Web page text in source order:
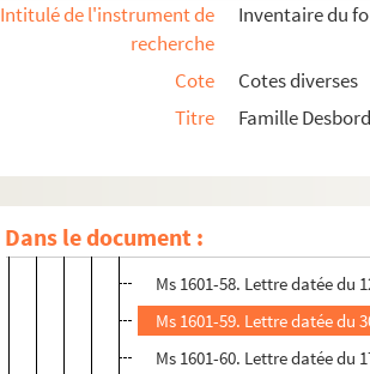
Intitulé de l'instrument de
recherche
Inventaire du
Cote
Cotes diverses
Titre
Famille
Dans le document :
Ms 1601-51. Lettre datée du
Ms 1601-57. Lettre de vœux
Ms 1601-58. Lettre datée du
Ms 1601-59. Lettre datée du
Ms 1601-60. Lettre datée du